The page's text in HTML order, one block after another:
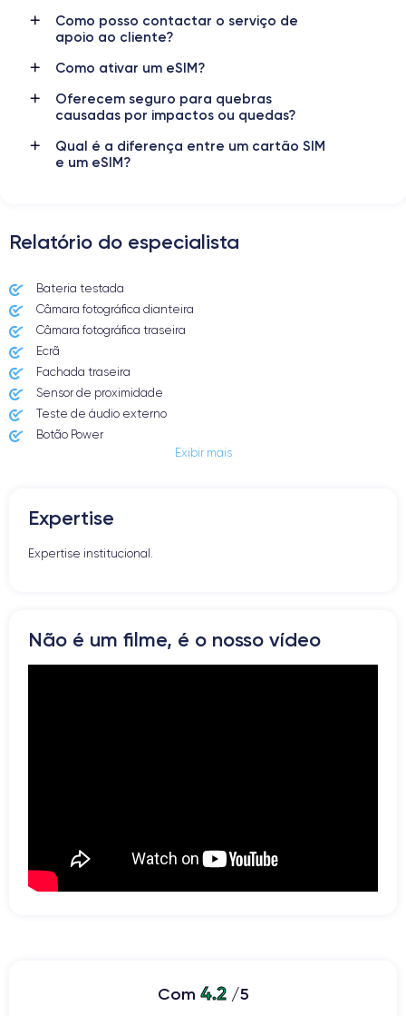
Como posso contactar o serviço de
apoio ao cliente?
Como ativar um eSIM?
Oferecem seguro para quebras
causadas por impactos ou quedas?
Qual é a diferença entre um cartão SIM
e um eSIM?
Relatório do especialista
Bateria testada
Câmara fotográfica dianteira
Câmara fotográfica traseira
Ecrã
Fachada traseira
Sensor de proximidade
Teste de áudio externo
Botão Power
Entrada Jack ou Lightening
Altifalante
Botão Home
Vibrador
Prise USB
Exibir mais
Expertise
Expertise institucional.
Não é um filme, é o nosso vídeo
Com 4.2/5